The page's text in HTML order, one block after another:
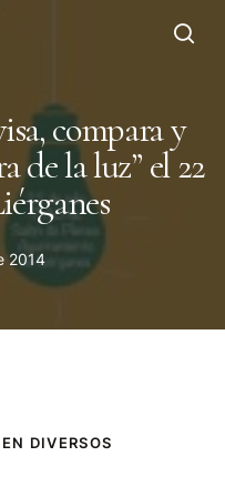
compara y
de la luz” el 22
2014
DIVERSOS